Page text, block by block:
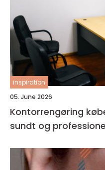
inspiration
05. June 2026
Kontorrengøring københavn
sundt og